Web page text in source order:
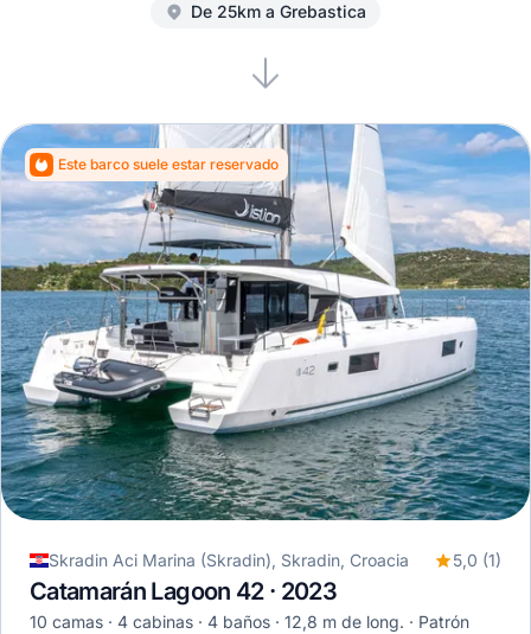
De 25km a Grebastica
Este barco suele estar reservado
Skradin Aci Marina (Skradin), Skradin, Croacia 5,0 (1)
Catamarán Lagoon 42 · 2023
10 camas 4 cabinas 4 baños 12,8 m de long.
Patrón